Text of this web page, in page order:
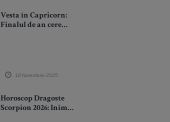
Vesta în Capricorn:
Finalul de an cere
trecătoare
18 Noiembrie 2025
Horoscop Dragoste
Scorpion 2026: Inima